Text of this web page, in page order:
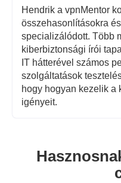
Hendrik a vpnMentor
összehasonlításokra
specializálódott. Több
kiberbiztonsági írói
IT hátterével számos
szolgáltatások
hogy hogyan kezelik a
igényeit.